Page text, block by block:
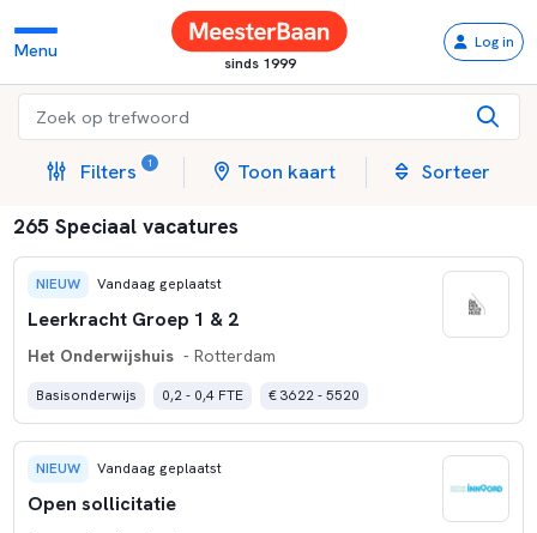
Menu
sinds 1999
Log in
Filters 1 Toon kaart Sorteer
265 Speciaal vacatures
NIEUW Vandaag geplaatst
Leerkracht Groep 1 & 2
Het Onderwijshuis - Rotterdam
Basisonderwijs 0,2 - 0,4 FTE € 3622 - 5520
NIEUW Vandaag geplaatst
Open sollicitatie